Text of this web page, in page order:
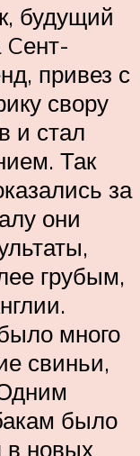
будущий
Cент-
привез с
свору
и стал
Так
за
они
грубым,
много
свиньи,
было
в новых